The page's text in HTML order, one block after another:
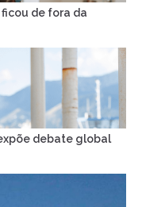
de fora da
debate global